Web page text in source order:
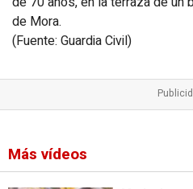
de Mora.
(Fuente: Guardia Civil)
Más vídeos